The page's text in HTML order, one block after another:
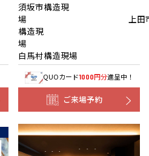
須坂市構造現
場 上田
構造現
白馬村構造現場
QUOカード1000円分進呈中！
ご来場予約